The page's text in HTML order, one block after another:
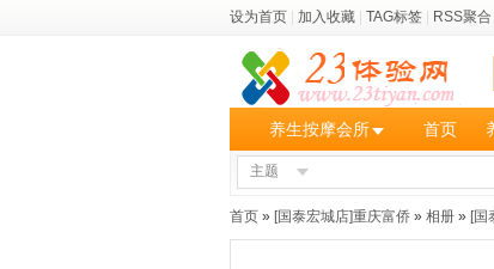
设为首页 加入收藏 TAG标签 RSS聚合
养生按摩会所 首页
主题
首页 » [国泰宏城店]重庆富侨 » 相册 » [国